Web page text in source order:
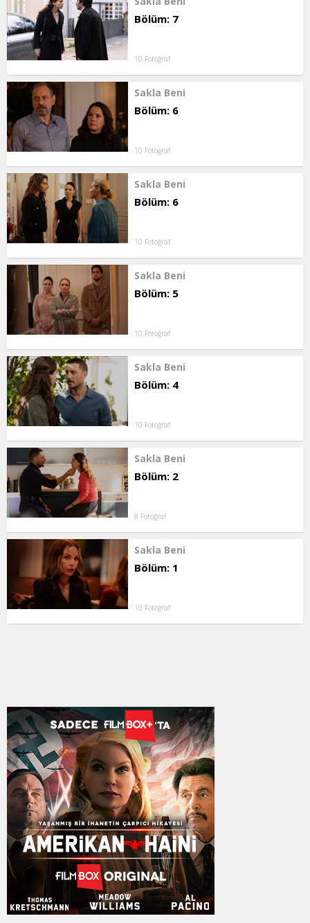
Bölüm: 7
10 Fotoğraf
Sakla Beni
Bölüm: 6
10 Fotoğraf
Sakla Beni
Bölüm: 6
10 Fotoğraf
Sakla Beni
Bölüm: 5
10 Fotoğraf
Sakla Beni
Bölüm: 4
10 Fotoğraf
Sakla Beni
Bölüm: 2
8 Fotoğraf
Sakla Beni
Bölüm: 1
10 Fotoğraf